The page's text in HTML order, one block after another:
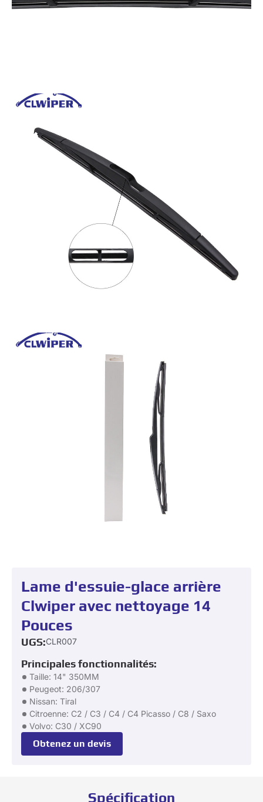
Lame d'essuie-glace arrière
Clwiper avec nettoyage 14
Pouces
UGS:CLR007
Principales fonctionnalités:
Taille: 14" 350MM
Peugeot: 206/307
Nissan: Tiral
Citroenne: C2 / C3 / C4 / C4 Picasso / C8 / Saxo
Volvo: C30 / XC90
Obtenez un devis
Spécification